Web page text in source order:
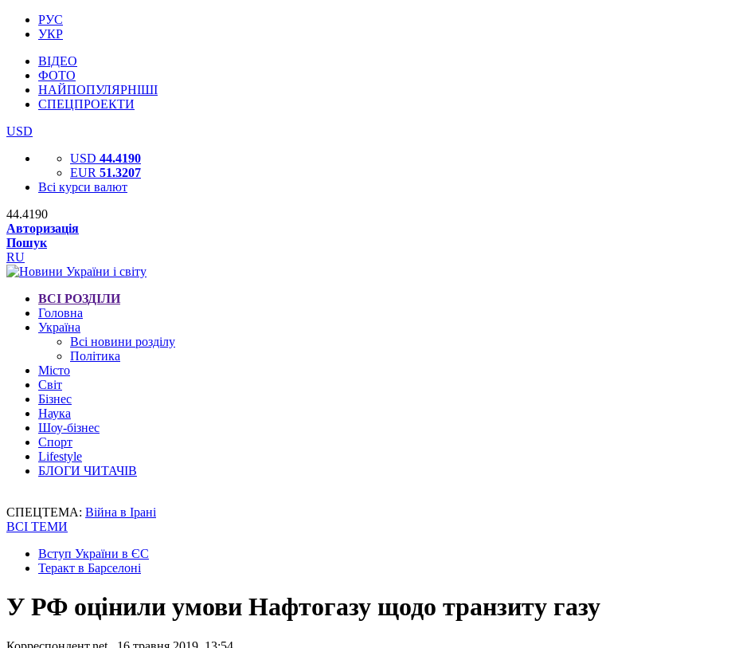
РУС
УКР
ВІДЕО
ФОТО
НАЙПОПУЛЯРНІШІ
СПЕЦПРОЕКТИ
USD
USD 44.4190
EUR 51.3207
Всі курси валют
44.4190
Авторизація
Пошук
RU
ВСІ РОЗДІЛИ
Головна
Україна
Всі новини розділу
Політика
Місто
Світ
Бізнес
Наука
Шоу-бізнес
Спорт
Lifestyle
БЛОГИ ЧИТАЧІВ
СПЕЦТЕМА: Війна в Ірані
ВСІ ТЕМИ
Вступ України в ЄС
Теракт в Барселоні
У РФ оцінили умови Нафтогазу щодо транзиту газу